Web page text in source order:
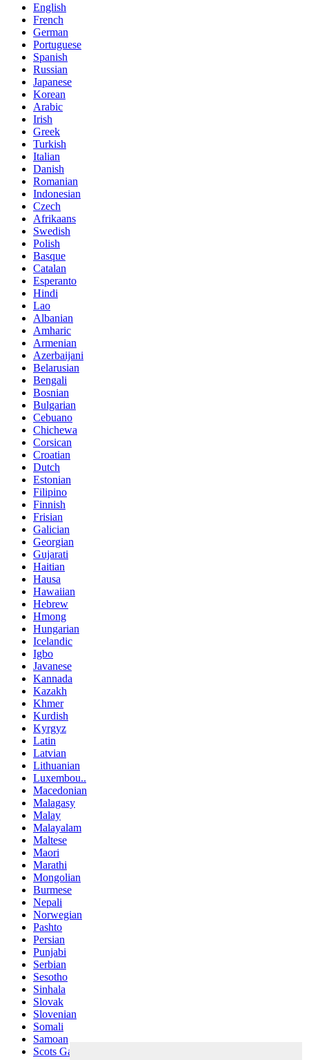
English
French
German
Portuguese
Spanish
Russian
Japanese
Korean
Arabic
Irish
Greek
Turkish
Italian
Danish
Romanian
Indonesian
Czech
Afrikaans
Swedish
Polish
Basque
Catalan
Esperanto
Hindi
Lao
Albanian
Amharic
Armenian
Azerbaijani
Belarusian
Bengali
Bosnian
Bulgarian
Cebuano
Chichewa
Corsican
Croatian
Dutch
Estonian
Filipino
Finnish
Frisian
Galician
Georgian
Gujarati
Haitian
Hausa
Hawaiian
Hebrew
Hmong
Hungarian
Icelandic
Igbo
Javanese
Kannada
Kazakh
Khmer
Kurdish
Kyrgyz
Latin
Latvian
Lithuanian
Luxembou..
Macedonian
Malagasy
Malay
Malayalam
Maltese
Maori
Marathi
Mongolian
Burmese
Nepali
Norwegian
Pashto
Persian
Punjabi
Serbian
Sesotho
Sinhala
Slovak
Slovenian
Somali
Samoan
Scots Gaelic